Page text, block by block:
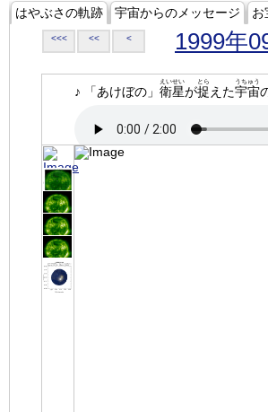
はやぶさの軌跡 宇宙からのメッセージ お
<<< << < 1999年
♪ 「あけぼの」 衛星
えいせい
が捉
とら
えた宇宙
うちゅう